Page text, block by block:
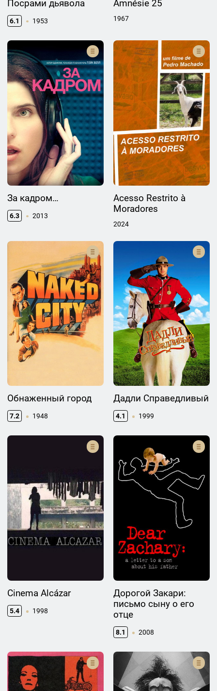
Посрами дьявола
6.1 1953
Amnésie 25
1967
За кадром…
6.3 2013
Acesso Restrito à
Moradores
2024
Обнаженный город
7.2 1948
Дадли Справедливый
4.1 1999
Cinema Alcázar
5.4 1998
Дорогой Закари:
письмо сыну о его
отце
8.1 2008